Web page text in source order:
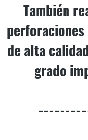
También
de alta
grado